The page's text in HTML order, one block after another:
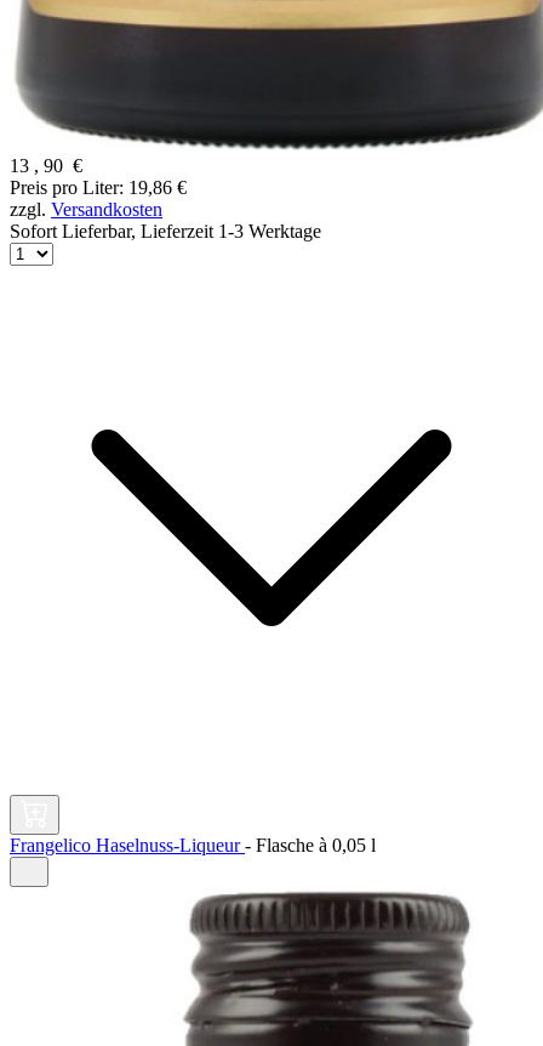
13 , 90 €
Preis pro Liter: 19,86 €
zzgl. Versandkosten
Sofort Lieferbar, Lieferzeit 1-3 Werktage
Frangelico Haselnuss-Liqueur- Flasche à 0,05 l